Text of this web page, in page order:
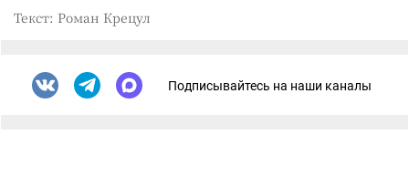
Текст: Роман Крецул
Подписывайтесь на наши каналы